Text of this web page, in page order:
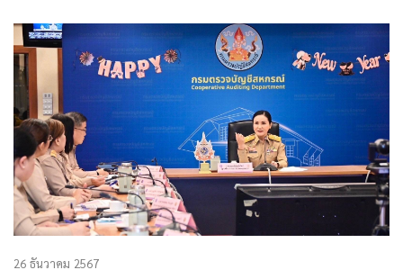
future: From Tradition to Sustainability”ณ Messe Berlin
กรุงเบอร์ลิน สหพันธ์สาธารณรัฐเยอรมนี
26 ธันวาคม 2567